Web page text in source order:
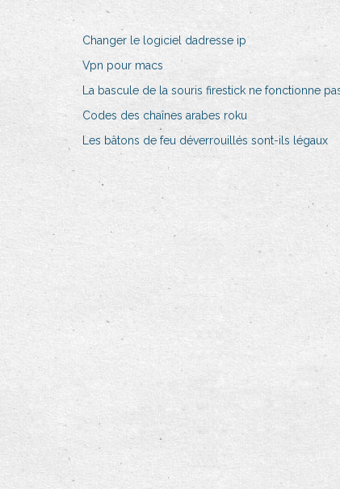
Changer le logiciel dadresse ip
Vpn pour macs
La bascule de la souris firestick ne fonctionne
Codes des chaînes arabes roku
Les bâtons de feu déverrouillés sont-ils légaux